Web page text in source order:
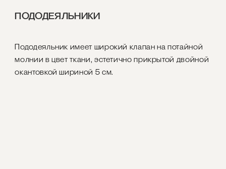
ПОДОДЕЯЛЬНИКИ
Пододеяльник имеет широкий клапан на потайной
молнии в цвет ткани, эстетично прикрытой двойной
окантовкой шириной 5 см.